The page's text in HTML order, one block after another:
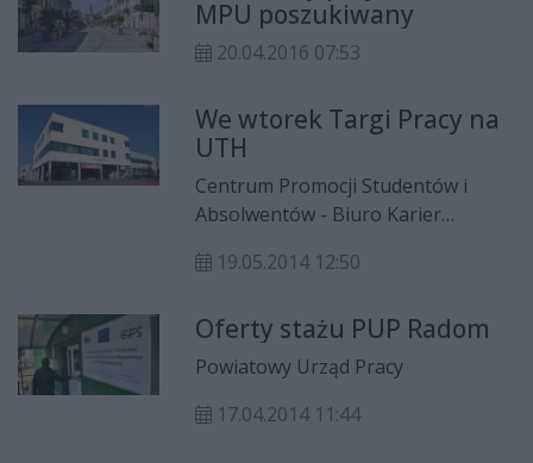
MPU poszukiwany
20.04.2016 07:53
We wtorek Targi Pracy na
UTH
Centrum Promocji Studentów i
Absolwentów - Biuro Karier
Humanistycznego im. K. Pułaskiego
oferujące pracę oraz osoby
poszukujące pracy, staży, praktyk
na TARGI PRACY.
19.05.2014 12:50
Oferty stażu PUP Radom
Powiatowy Urząd Pracy
17.04.2014 11:44